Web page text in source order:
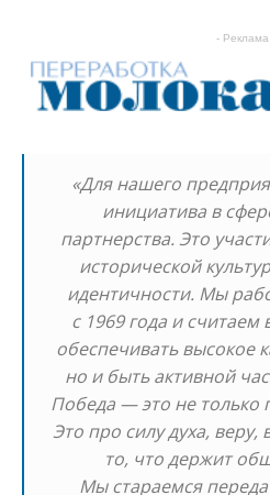
- Реклама
«Для нашего
инициатива в
партнерства. Это
исторической
идентичности. Мы
с 1969 года и
обеспечивать высокое
но и быть активной
Победа — это не только
Это про силу духа,
то, что держит
Мы стараемся